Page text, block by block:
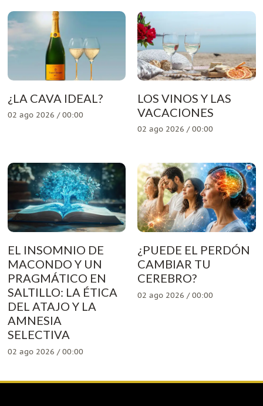
¿LA CAVA IDEAL?
02 ago 2026 / 00:00
LOS VINOS Y LAS
VACACIONES
02 ago 2026 / 00:00
EL INSOMNIO DE
MACONDO Y UN
PRAGMÁTICO EN
SALTILLO: LA ÉTICA
DEL ATAJO Y LA
AMNESIA
SELECTIVA
02 ago 2026 / 00:00
¿PUEDE EL PERDÓN
CAMBIAR TU
CEREBRO?
02 ago 2026 / 00:00